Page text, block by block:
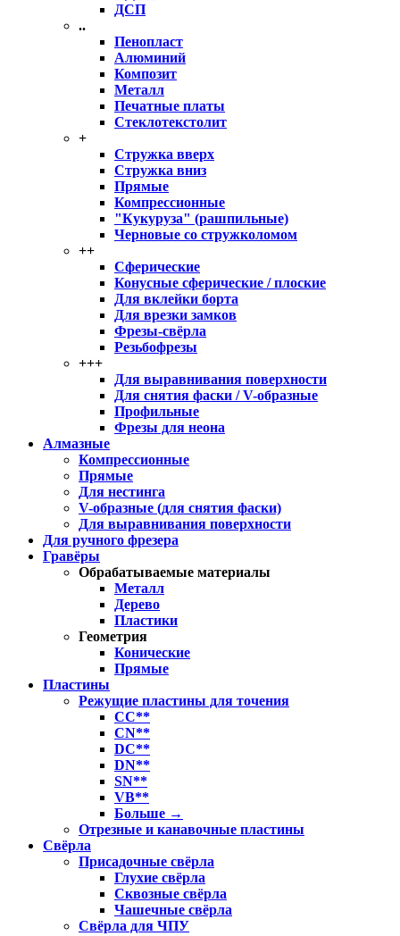
ДСП
..
Пенопласт
Алюминий
Композит
Металл
Печатные платы
Стеклотекстолит
+
Стружка вверх
Стружка вниз
Прямые
Компрессионные
"Кукуруза" (рашпильные)
Черновые со стружколомом
++
Сферические
Конусные сферические / плоские
Для вклейки борта
Для врезки замков
Фрезы-свёрла
Резьбофрезы
+++
Для выравнивания поверхности
Для снятия фаски / V-образные
Профильные
Фрезы для неона
Алмазные
Компрессионные
Прямые
Для нестинга
V-образные (для снятия фаски)
Для выравнивания поверхности
Для ручного фрезера
Гравёры
Обрабатываемые материалы
Металл
Дерево
Пластики
Геометрия
Конические
Прямые
Пластины
Режущие пластины для точения
CC**
CN**
DC**
DN**
SN**
VB**
Больше →
Отрезные и канавочные пластины
Свёрла
Присадочные свёрла
Глухие свёрла
Сквозные свёрла
Чашечные свёрла
Свёрла для ЧПУ